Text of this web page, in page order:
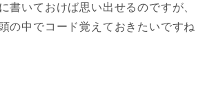
書いておけば思い出せるのですが、
の中でコード覚えておきたいですね